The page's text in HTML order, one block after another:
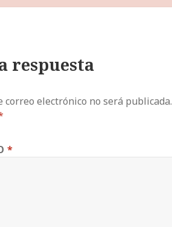
respuesta
correo electrónico no será publicada.
*